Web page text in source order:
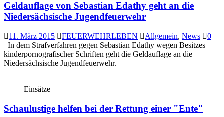
Geldauflage von Sebastian Edathy geht an die
Niedersächsische Jugendfeuerwehr
11. März 2015 FEUERWEHRLEBEN Allgemein, News
0
In dem Strafverfahren gegen Sebastian Edathy wegen Besitzes
kinderpornografischer Schriften geht die Geldauflage an die
Niedersächsische Jugendfeuerwehr.
Einsätze
Schaulustige helfen bei der Rettung einer "Ente"